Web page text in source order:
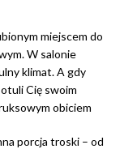
miejscem do
W salonie
klimat. A gdy
otuli Cię swoim
obiciem
porcja troski – od